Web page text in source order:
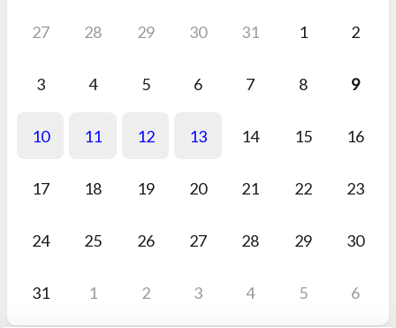
27 28 29 30 31 1 2
3 4 5 6 7 8 9
10 11 12 13 14 15 16
17 18 19 20 21 22 23
24 25 26 27 28 29 30
31 1 2 3 4 5 6